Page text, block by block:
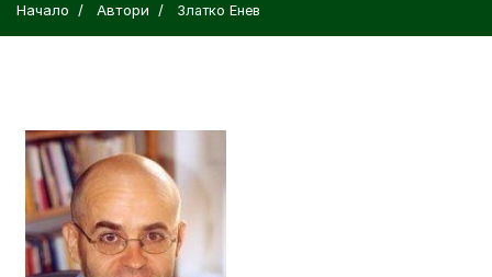
Начало Автори Златко Енев